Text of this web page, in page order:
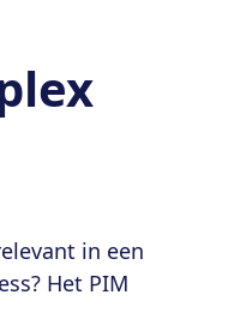
in een
Het PIM